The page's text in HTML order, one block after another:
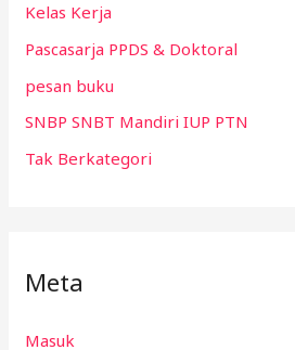
Kelas Kerja
Pascasarja PPDS & Doktoral
pesan buku
SNBP SNBT Mandiri IUP PTN
Tak Berkategori
Meta
Masuk